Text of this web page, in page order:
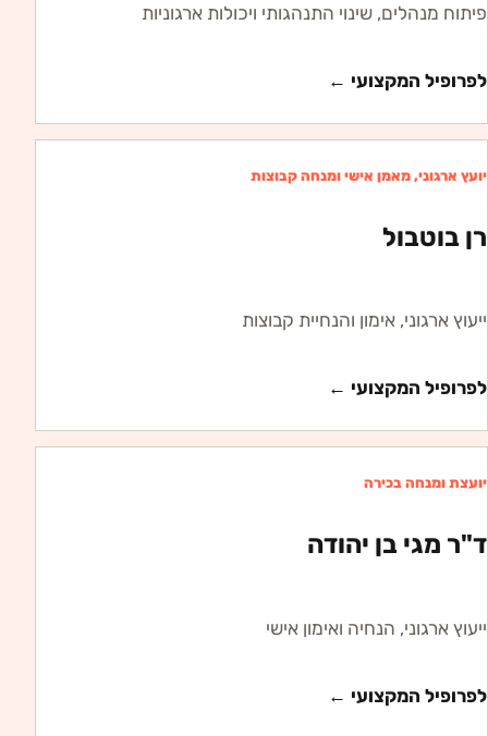
פיתוח מנהלים, שינוי התנהגותי ויכולות ארגוניות
לפרופיל המקצועי ←
יועץ ארגוני, מאמן אישי ומנחה קבוצות
רן בוטבול
ייעוץ ארגוני, אימון והנחיית קבוצות
לפרופיל המקצועי ←
יועצת ומנחה בכירה
ד"ר מגי בן יהודה
ייעוץ ארגוני, הנחיה ואימון אישי
לפרופיל המקצועי ←